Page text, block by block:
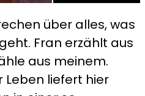
über alles, was
Fran erzählt aus
aus meinem.
Leben liefert hier